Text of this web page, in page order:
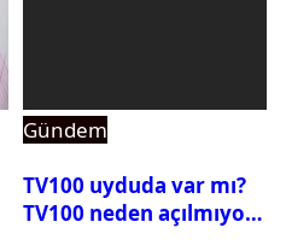
Gündem
TV100 uyduda var mı?
TV100 neden açılmıyor?